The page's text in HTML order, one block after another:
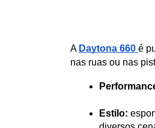
A Daytona 660 é
nas ruas ou nas
Estilo: